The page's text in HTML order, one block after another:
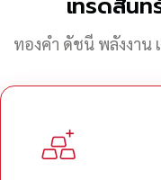
ทองคำ ดัชนี พลังงาน